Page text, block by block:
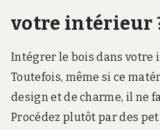
votre intérieur
Intégrer le bois dans votre
Toutefois, même si ce
design et de charme, il ne
Procédez plutôt par des